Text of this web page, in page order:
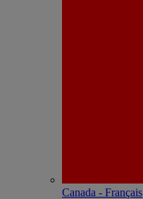
Canada - Français